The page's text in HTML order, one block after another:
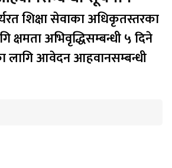
शिक्षा सेवाका अधिकृतस्तरका
क्षमता अभिवृद्धिसम्बन्धी ५ दिने
लागि आवेदन आहवानसम्बन्धी